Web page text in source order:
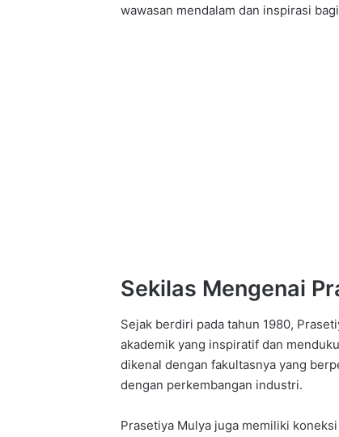
wawasan mendalam dan inspirasi
Sekilas Mengenai
Sejak berdiri pada tahun 1980,
akademik yang inspiratif dan
dikenal dengan fakultasnya yang
dengan perkembangan industri.
Prasetiya Mulya juga memiliki